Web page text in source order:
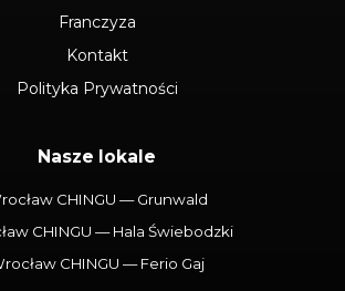
Franczyza
Kontakt
Polityka Prywatności
Nasze lokale
CHINGU — Grunwald
CHINGU — Hala Świebodzki
CHINGU — Ferio Gaj